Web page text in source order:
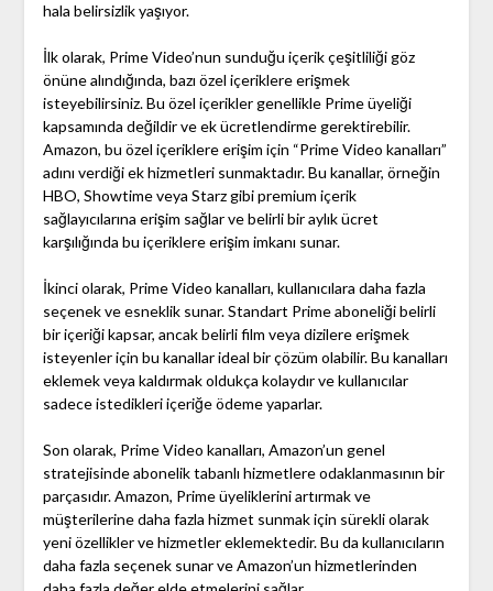
hala belirsizlik yaşıyor.
İlk olarak, Prime Video’nun sunduğu içerik çeşitliliği göz
önüne alındığında, bazı özel içeriklere erişmek
isteyebilirsiniz. Bu özel içerikler genellikle Prime üyeliği
kapsamında değildir ve ek ücretlendirme gerektirebilir.
Amazon, bu özel içeriklere erişim için “Prime Video kanalları”
adını verdiği ek hizmetleri sunmaktadır. Bu kanallar, örneğin
HBO, Showtime veya Starz gibi premium içerik
sağlayıcılarına erişim sağlar ve belirli bir aylık ücret
karşılığında bu içeriklere erişim imkanı sunar.
İkinci olarak, Prime Video kanalları, kullanıcılara daha fazla
seçenek ve esneklik sunar. Standart Prime aboneliği belirli
bir içeriği kapsar, ancak belirli film veya dizilere erişmek
isteyenler için bu kanallar ideal bir çözüm olabilir. Bu kanalları
eklemek veya kaldırmak oldukça kolaydır ve kullanıcılar
sadece istedikleri içeriğe ödeme yaparlar.
Son olarak, Prime Video kanalları, Amazon’un genel
stratejisinde abonelik tabanlı hizmetlere odaklanmasının bir
parçasıdır. Amazon, Prime üyeliklerini artırmak ve
müşterilerine daha fazla hizmet sunmak için sürekli olarak
yeni özellikler ve hizmetler eklemektedir. Bu da kullanıcıların
daha fazla seçenek sunar ve Amazon’un hizmetlerinden